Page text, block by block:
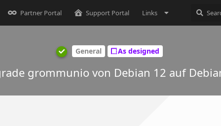
Partner Portal Support Portal Links
General As designed
grommunio von Debian 12 auf